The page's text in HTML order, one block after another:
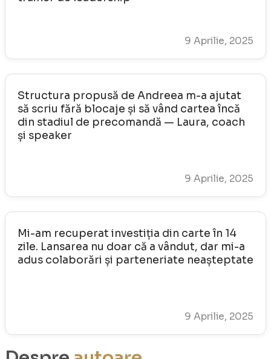
9 Aprilie, 2025
Structura propusă de Andreea m-a ajutat
să scriu fără blocaje și să vând cartea încă
din stadiul de precomandă — Laura, coach
și speaker
9 Aprilie, 2025
Mi-am recuperat investiția din carte în 14
zile. Lansarea nu doar că a vândut, dar mi-a
adus colaborări și parteneriate neașteptate
9 Aprilie, 2025